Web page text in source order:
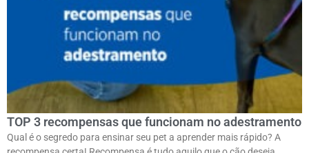
TOP 3 recompensas que funcionam no adestramento
Qual é o segredo para ensinar seu pet a aprender mais rápido? A